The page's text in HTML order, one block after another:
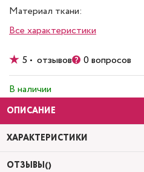
Материал ткани:
Все характеристики
5 • отзывов 0 вопросов
В наличии
ОПИСАНИЕ
ХАРАКТЕРИСТИКИ
ОТЗЫВЫ()